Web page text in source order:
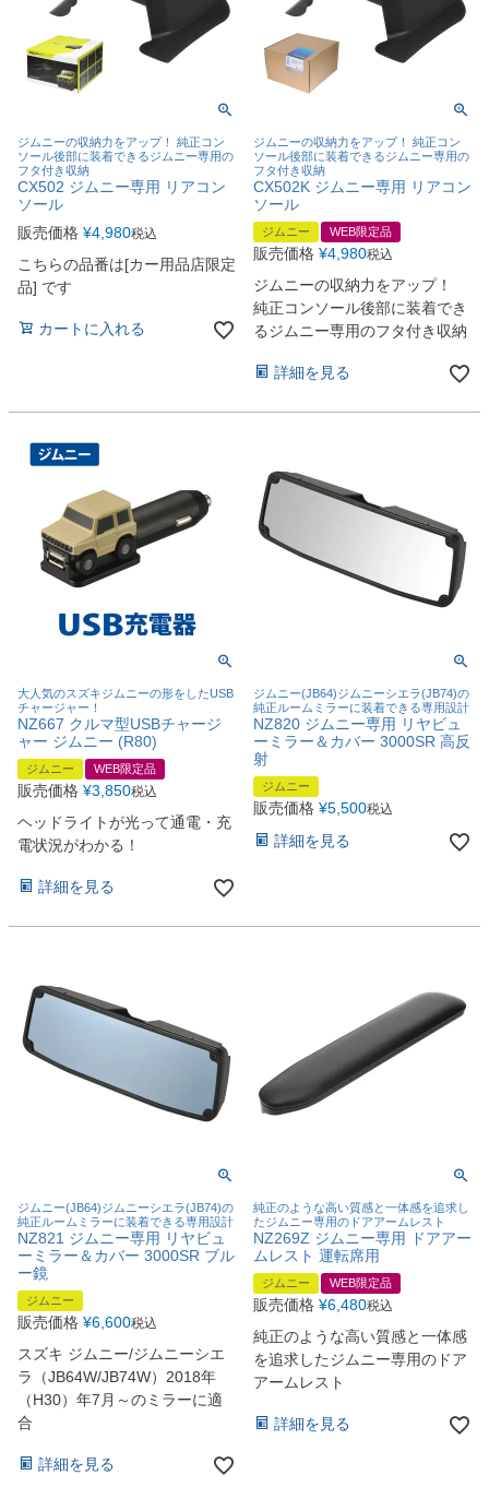
ジムニーの収納力をアップ！ 純正コン
ソール後部に装着できるジムニー専用の
フタ付き収納
CX502 ジムニー専用 リアコン
ソール
販売価格 ¥4,980税込
こちらの品番は[カー用品店限定
品] です
カートに入れる
ジムニーの収納力をアップ！ 純正コン
ソール後部に装着できるジムニー専用の
フタ付き収納
CX502K ジムニー専用 リアコン
ソール
ジムニー WEB限定品
販売価格 ¥4,980税込
ジムニーの収納力をアップ！
純正コンソール後部に装着でき
るジムニー専用のフタ付き収納
詳細を見る
大人気のスズキジムニーの形をしたUSB
チャージャー！
NZ667 クルマ型USBチャージ
ャー ジムニー (R80)
ジムニー WEB限定品
販売価格 ¥3,850税込
ヘッドライトが光って通電・充
電状況がわかる！
詳細を見る
ジムニー(JB64)ジムニーシエラ(JB74)の
純正ルームミラーに装着できる専用設計
NZ820 ジムニー専用 リヤビュ
ーミラー＆カバー 3000SR 高反
射
ジムニー
販売価格 ¥5,500税込
詳細を見る
ジムニー(JB64)ジムニーシエラ(JB74)の
純正ルームミラーに装着できる専用設計
NZ821 ジムニー専用 リヤビュ
ーミラー＆カバー 3000SR ブル
ー鏡
ジムニー
販売価格 ¥6,600税込
スズキ ジムニー/ジムニーシエ
ラ（JB64W/JB74W）2018年
（H30）年7月～のミラーに適
合
詳細を見る
純正のような高い質感と一体感を追求し
たジムニー専用のドアアームレスト
NZ269Z ジムニー専用 ドアアー
ムレスト 運転席用
ジムニー WEB限定品
販売価格 ¥6,480税込
純正のような高い質感と一体感
を追求したジムニー専用のドア
アームレスト
詳細を見る